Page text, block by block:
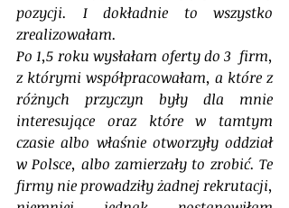
pozycji. I dokładnie to wszystko
zrealizowałam.
Po 1,5 roku wysłałam oferty do 3  firm,
z którymi współpracowałam, a które z
różnych przyczyn były dla mnie
interesujące oraz które w tamtym
czasie albo właśnie otworzyły oddział
w Polsce, albo zamierzały to zrobić. Te
firmy nie prowadziły żadnej rekrutacji,